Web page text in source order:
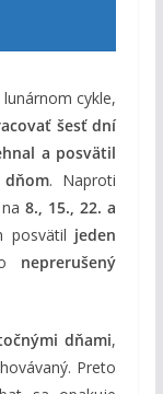
cykle,
šesť dní
a posvätil
dňom. Naproti
na8., 15., 22. a
posvätil jeden
neprerušený
dňami,
Preto